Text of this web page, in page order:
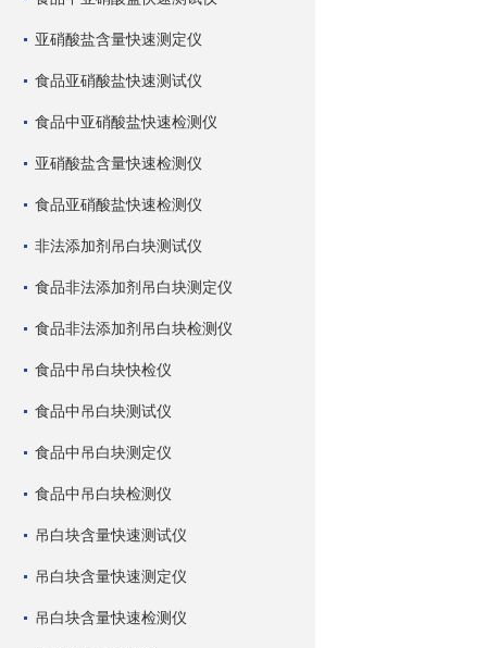
亚硝酸盐含量快速测定仪
食品亚硝酸盐快速测试仪
食品中亚硝酸盐快速检测仪
亚硝酸盐含量快速检测仪
食品亚硝酸盐快速检测仪
非法添加剂吊白块测试仪
食品非法添加剂吊白块测定仪
食品非法添加剂吊白块检测仪
食品中吊白块快检仪
食品中吊白块测试仪
食品中吊白块测定仪
食品中吊白块检测仪
吊白块含量快速测试仪
吊白块含量快速测定仪
吊白块含量快速检测仪